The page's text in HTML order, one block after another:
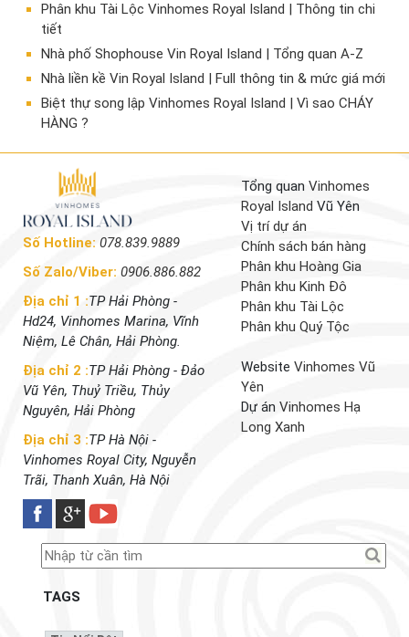
Phân khu Tài Lộc Vinhomes Royal Island | Thông tin chi
tiết
Nhà phố Shophouse Vin Royal Island | Tổng quan A-Z
Nhà liền kề Vin Royal Island | Full thông tin & mức giá mới
​Biệt thự song lập Vinhomes Royal Island | Vì sao CHÁY
HÀNG ?
Số Hotline: 078.839.9889
Số Zalo/Viber: 0906.886.882
Địa chỉ 1 :TP Hải Phòng -
Hd24, Vinhomes Marina, Vĩnh
Niệm, Lê Chân, Hải Phòng.
Địa chỉ 2 :TP Hải Phòng - Đảo
Vũ Yên, Thuỷ Triều, Thủy
Nguyên, Hải Phòng
Địa chỉ 3 :TP Hà Nội -
Vinhomes Royal City, Nguyễn
Trãi, Thanh Xuân, Hà Nội
Tổng quan Vinhomes
Royal Island Vũ Yên
Vị trí dự án
Chính sách bán hàng
Phân khu Hoàng Gia
Phân khu Kinh Đô
Phân khu Tài Lộc
Phân khu Quý Tộc
Website Vinhomes Vũ
Yên
Dự án Vinhomes Hạ
Long Xanh
TAGS